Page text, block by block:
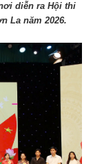
diễn ra Hội thi
La năm 2026.